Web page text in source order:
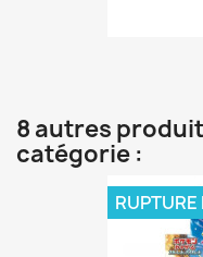
8 autres
catégorie :